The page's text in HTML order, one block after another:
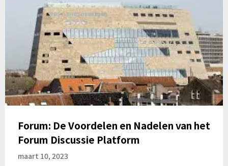
Forum: De Voordelen en Nadelen van het
Forum Discussie Platform
maart 10, 2023